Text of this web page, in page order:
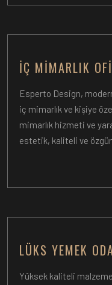
İÇ MIMARLIK
Esperto Design,
iç mimarlık ve kişiye
mimarlık hizmeti ve
estetik, kaliteli ve
LÜKS YEMEK
Yüksek kaliteli